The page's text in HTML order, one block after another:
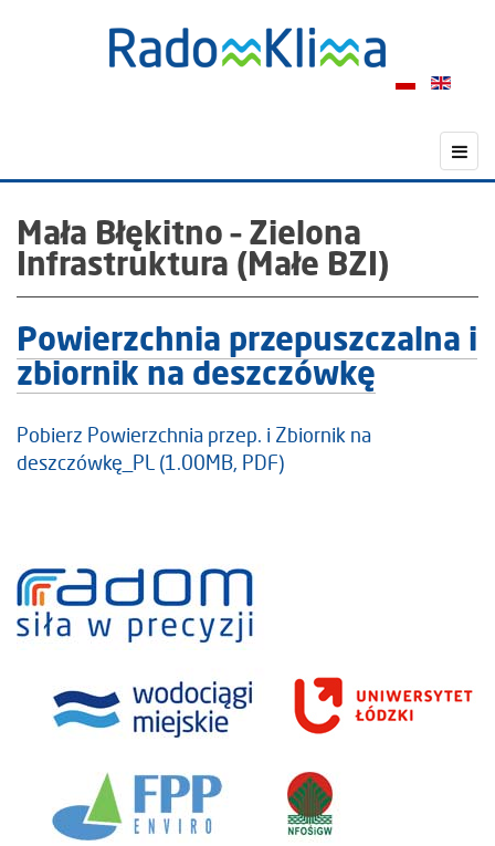
Mała Błękitno – Zielona
Infrastruktura (Małe BZI)
Powierzchnia przepuszczalna i
zbiornik na deszczówkę
Pobierz Powierzchnia przep. i Zbiornik na
deszczówkę_PL (1.00MB, PDF)